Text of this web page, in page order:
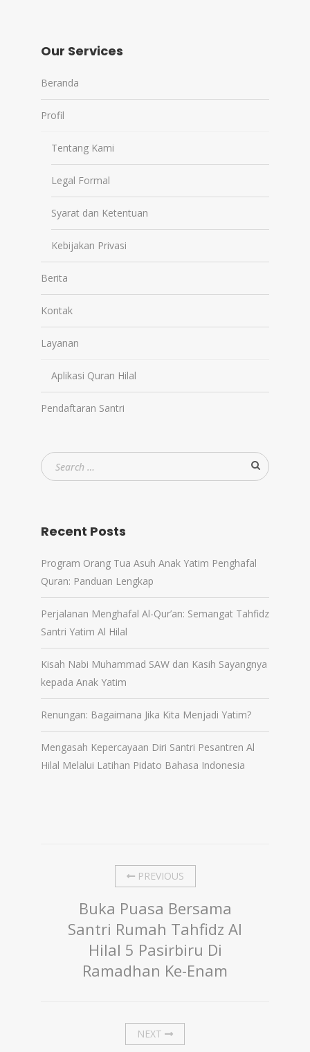
Our Services
Beranda
Profil
Tentang Kami
Legal Formal
Syarat dan Ketentuan
Kebijakan Privasi
Berita
Kontak
Layanan
Aplikasi Quran Hilal
Pendaftaran Santri
Recent Posts
Program Orang Tua Asuh Anak Yatim Penghafal
Quran: Panduan Lengkap
Perjalanan Menghafal Al-Qur’an: Semangat Tahfidz
Santri Yatim Al Hilal
Kisah Nabi Muhammad SAW dan Kasih Sayangnya
kepada Anak Yatim
Renungan: Bagaimana Jika Kita Menjadi Yatim?
Mengasah Kepercayaan Diri Santri Pesantren Al
Hilal Melalui Latihan Pidato Bahasa Indonesia
PREVIOUS
Buka Puasa Bersama
Santri Rumah Tahfidz Al
Hilal 5 Pasirbiru Di
Ramadhan Ke-Enam
NEXT